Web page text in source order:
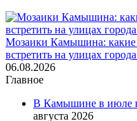
Мозаики Камышина:
встретить на улицах
06.08.2026
Главное
В Камышине в июле
августа 2026